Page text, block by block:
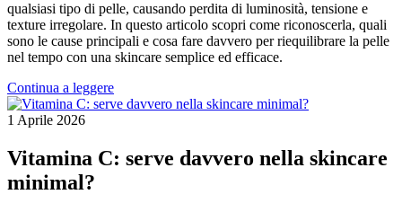
qualsiasi tipo di pelle, causando perdita di luminosità, tensione e
texture irregolare. In questo articolo scopri come riconoscerla, quali
sono le cause principali e cosa fare davvero per riequilibrare la pelle
nel tempo con una skincare semplice ed efficace.
Continua a leggere
1 Aprile 2026
Vitamina C: serve davvero nella skincare
minimal?